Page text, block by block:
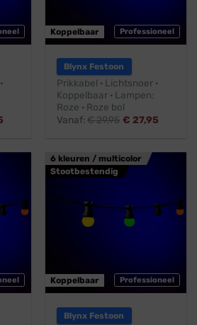
Professioneel
Koppelbaar
Blynx Festoon
Prikkabel · Lichtsnoer ·
Koppelbaar · Lampen:
Roze · Roze bol
Vanaf:€29,95 € 27,95
6 kleuren / multicolor
Stootbestendig
Professioneel
Koppelbaar
Blynx Festoon